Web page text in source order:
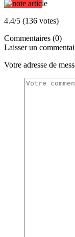
4.4/5 (136 votes)
Commentaires (0)
Laisser un
Votre adresse de